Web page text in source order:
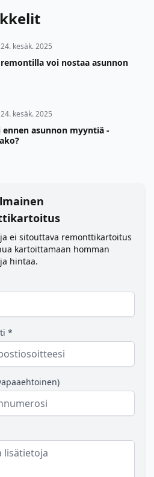
24. kesäk. 2025
voi nostaa asunnon
24. kesäk. 2025
asunnon myyntiä -
ei sitouttava remonttikartoitus
kartoittamaan homman
hintaa.
*